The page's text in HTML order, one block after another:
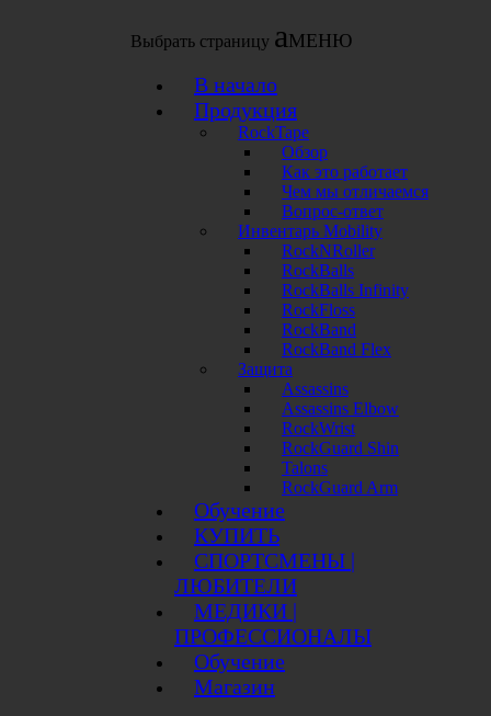
Выбрать страницу
В начало
Продукция
RockTape
Обзор
Как это работает
Чем мы отличаемся
Вопрос-ответ
Инвентарь Mobility
RockNRoller
RockBalls
RockBalls Infinity
RockFloss
RockBand
RockBand Flex
Защита
Assassins
Assassins Elbow
RockWrist
RockGuard Shin
Talons
RockGuard Arm
Обучение
КУПИТЬ
СПОРТСМЕНЫ |
ЛЮБИТЕЛИ
МЕДИКИ |
ПРОФЕССИОНАЛЫ
Обучение
Магазин